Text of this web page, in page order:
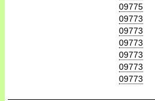
09775
09773
09773
09773
09773
09773
09773